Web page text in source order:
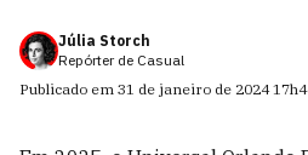
Júlia Storch
Repórter de Casual
Publicado em 31 de janeiro de 2024